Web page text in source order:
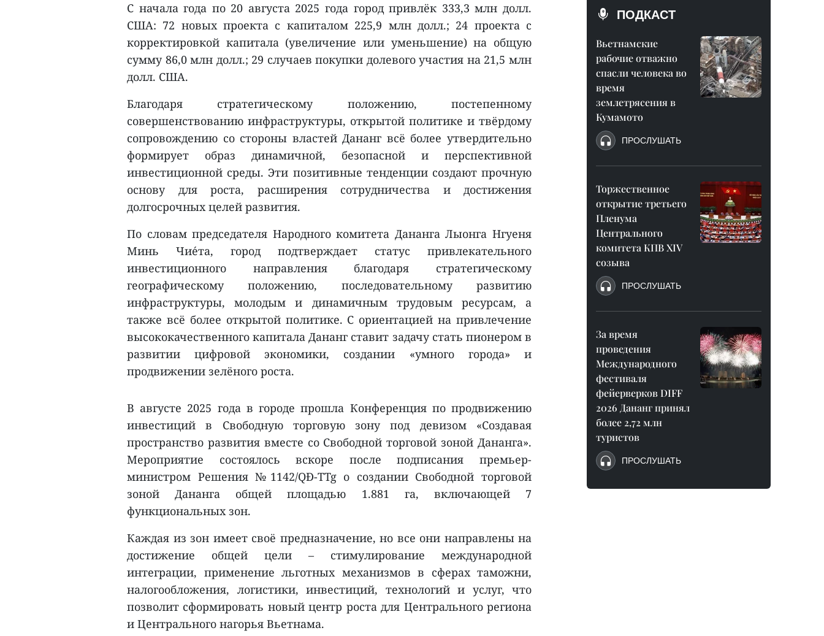
С начала года по 20 августа 2025 года город привлёк 333,3 млн долл.
США: 72 новых проекта с капиталом 225,9 млн долл.; 24 проекта с
корректировкой капитала (увеличение или уменьшение) на общую
сумму 86,0 млн долл.; 29 случаев покупки долевого участия на 21,5 млн
долл. США.
Благодаря стратегическому положению, постепенному
совершенствованию инфраструктуры, открытой политике и твёрдому
сопровождению со стороны властей Дананг всё более утвердительно
формирует образ динамичной, безопасной и перспективной
инвестиционной среды. Эти позитивные тенденции создают прочную
основу для роста, расширения сотрудничества и достижения
долгосрочных целей развития.
По словам председателя Народного комитета Дананга Лыонга Нгуеня
Минь Чие́та, город подтверждает статус привлекательного
инвестиционного направления благодаря стратегическому
географическому положению, последовательному развитию
инфраструктуры, молодым и динамичным трудовым ресурсам, а
также всё более открытой политике. С ориентацией на привлечение
высококачественного капитала Дананг ставит задачу стать пионером в
развитии цифровой экономики, создании «умного города» и
продвижении зелёного роста.
В августе 2025 года в городе прошла Конференция по продвижению
инвестиций в Свободную торговую зону под девизом «Создавая
пространство развития вместе со Свободной торговой зоной Дананга».
Мероприятие состоялось вскоре после подписания премьер-
министром Решения №1142/QĐ-TTg о создании Свободной торговой
зоной Дананга общей площадью 1.881 га, включающей 7
функциональных зон.
Каждая из зон имеет своё предназначение, но все они направлены на
достижение общей цели – стимулирование международной
интеграции, применение льготных механизмов в сферах таможни,
налогообложения, логистики, инвестиций, технологий и услуг, что
позволит сформировать новый центр роста для Центрального региона
и Центрального нагорья Вьетнама.
ПОДКАСТ
Вьетнамские
рабочие отважно
спасли человека во
время
землетрясения в
Кумамото
ПРОСЛУШАТЬ
Торжественное
открытие третьего
Пленума
Центрального
комитета КПВ XIV
созыва
ПРОСЛУШАТЬ
За время
проведения
Международного
фестиваля
фейерверков DIFF
2026 Дананг принял
более 2,72 млн
туристов
ПРОСЛУШАТЬ